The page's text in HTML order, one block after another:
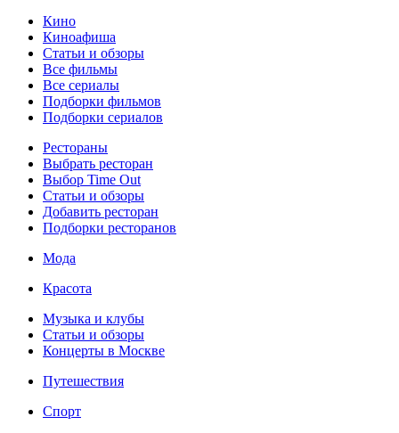
Кино
Киноафиша
Статьи и обзоры
Все фильмы
Все сериалы
Подборки фильмов
Подборки сериалов
Рестораны
Выбрать ресторан
Выбор Time Out
Статьи и обзоры
Добавить ресторан
Подборки ресторанов
Мода
Красота
Музыка и клубы
Статьи и обзоры
Концерты в Москве
Путешествия
Спорт